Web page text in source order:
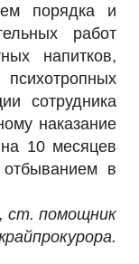
порядка и
работ
напитков,
сотрудника
наказание
10 месяцев
в
ст. помощник